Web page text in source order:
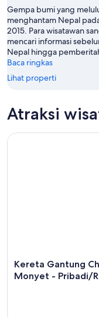
Gempa bumi yang
menghantam Nepal
2015. Para wisatawan
mencari informasi
Nepal hingga
Baca ringkas
Lihat properti
Atraksi
Kereta Gantung
Monyet - Pribadi/
Kereta Gantung